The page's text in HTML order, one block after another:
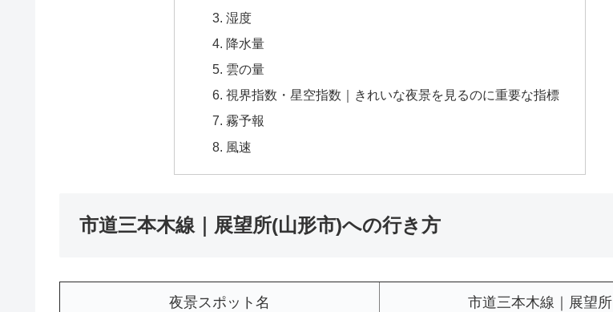
湿度
降水量
雲の量
視界指数・星空指数｜きれいな夜景を見るのに重要な指標
霧予報
風速
市道三本木線｜展望所(山形市)への行き方
夜景スポット名 市道三本木線｜展望所